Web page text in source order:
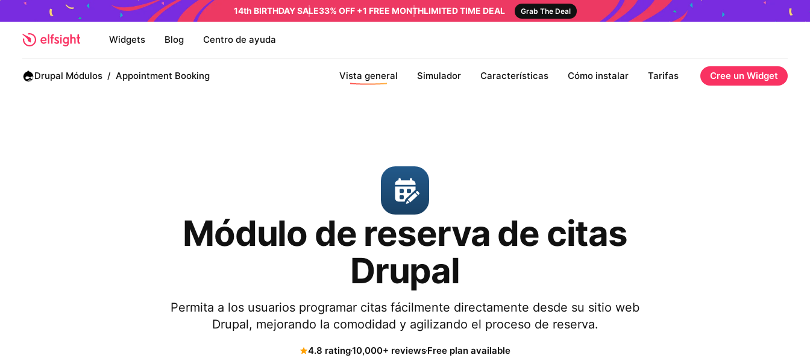
14th BIRTHDAY SALE33% OFF +1 FREE MONTHLIMITED TIME DEAL Grab The Deal
Widgets Blog Centro de ayuda
Drupal Módulos / Appointment Booking Vista general Simulador Características Cómo instalar Tarifas Cree un Widget
Módulo de reserva de citas
Drupal
Permita a los usuarios programar citas fácilmente directamente desde su sitio web
Drupal, mejorando la comodidad y agilizando el proceso de reserva.
4.8 rating10,000+ reviewsFree plan available